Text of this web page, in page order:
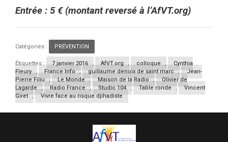
Entrée : 5 € (montant reversé à l’AfVT.org)
Catégories : PRÉVENTION
Étiquettes : 7 janvier 2016 , AfVT.org , colloque ,
Cynthia
Fleury
, France Info , guillaume denoix de saint marc ,
Jean-
Pierre Filiu
, Le Monde , Maison de la Radio ,
Olivier de
Lagarde
, Radio France , Studio 104 , Table ronde ,
Vincent
Giret
, Vivre face au risque djihadiste